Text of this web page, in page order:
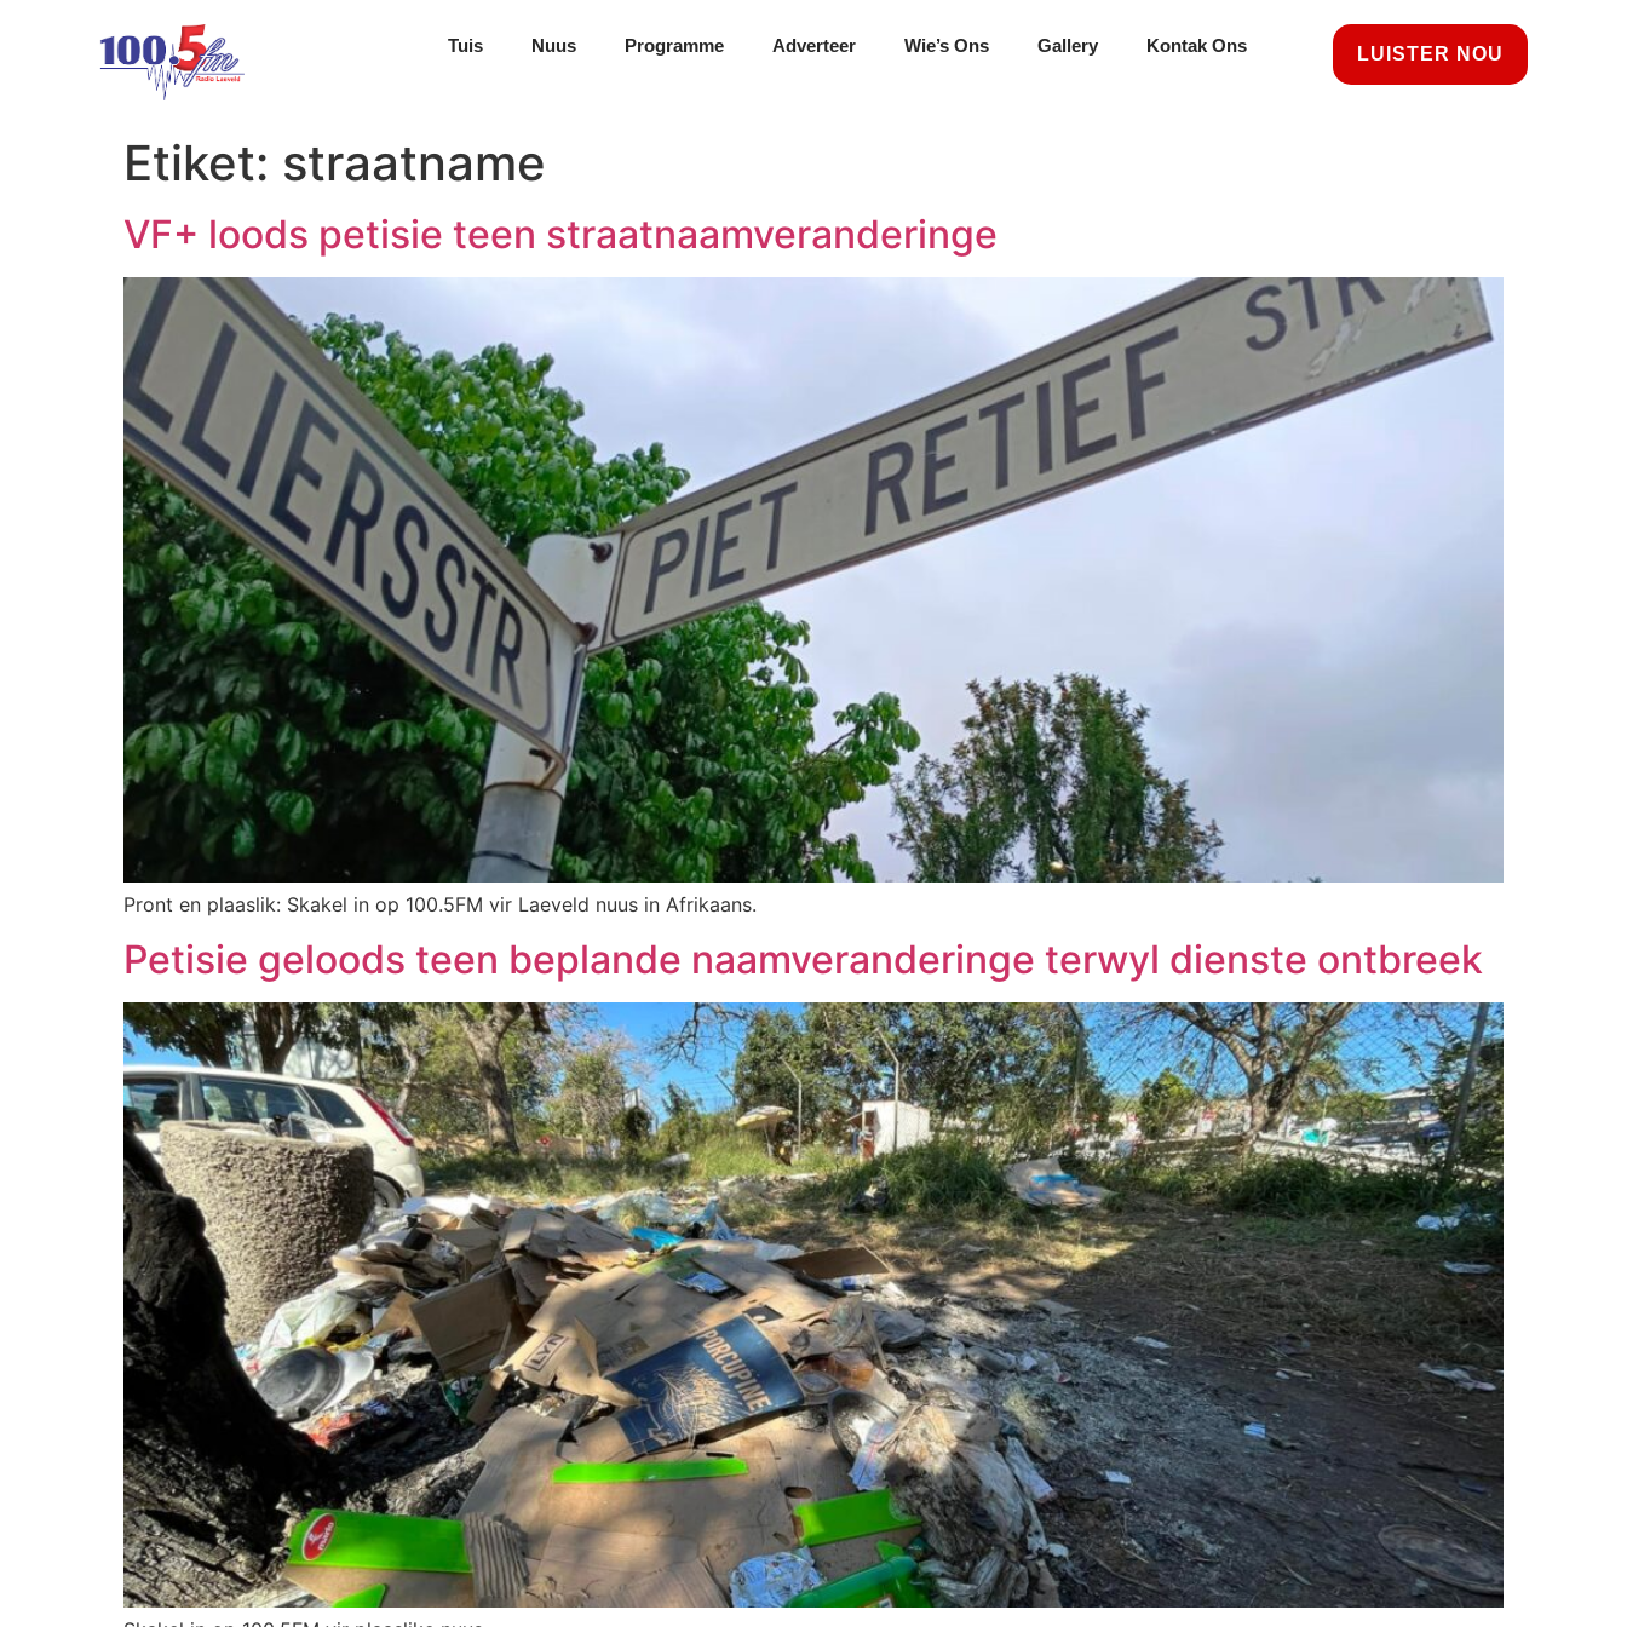
Tuis Nuus Programme Adverteer Wie’s Ons Gallery Kontak Ons LUISTER NOU
Etiket: straatname
VF+ loods petisie teen straatnaamveranderinge
Pront en plaaslik: Skakel in op 100.5FM vir Laeveld nuus in Afrikaans.
Petisie geloods teen beplande naamveranderinge terwyl dienste ontbreek